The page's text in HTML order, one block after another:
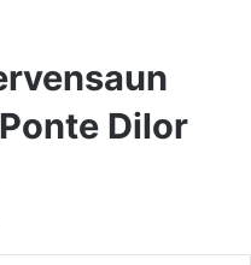
Dilor